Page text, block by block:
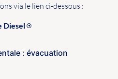
via le lien ci-dessous :
Diesel
: évacuation